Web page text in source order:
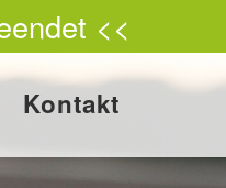
<<
Kontakt